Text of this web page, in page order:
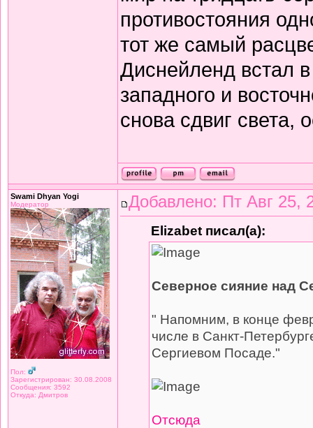
противостояния
тот же самый
Диснейленд встал
западного и
снова сдвиг света,
Swami Dhyan Yogi
Модератор
Пол:
Зарегистрирован: 30.08.2008
Сообщения: 3592
Откуда: Дмитров
Добавлено: Пт Авг 25,
Elizabet писал(а):
Северное сияние над
" Напомним, в конце
числе в Санкт-
Сергиевом Посаде."
Отсюда